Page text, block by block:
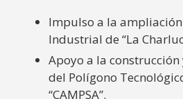
Impulso a la
Industrial de “La
Apoyo a la
del Polígono
“CAMPSA”.